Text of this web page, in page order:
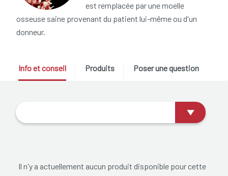
est remplacée par une moelle
osseuse saine provenant du patient lui-même ou d'un
donneur.
Info et conseil Produits Poser une question
Il n'y a actuellement aucun produit disponible pour cette